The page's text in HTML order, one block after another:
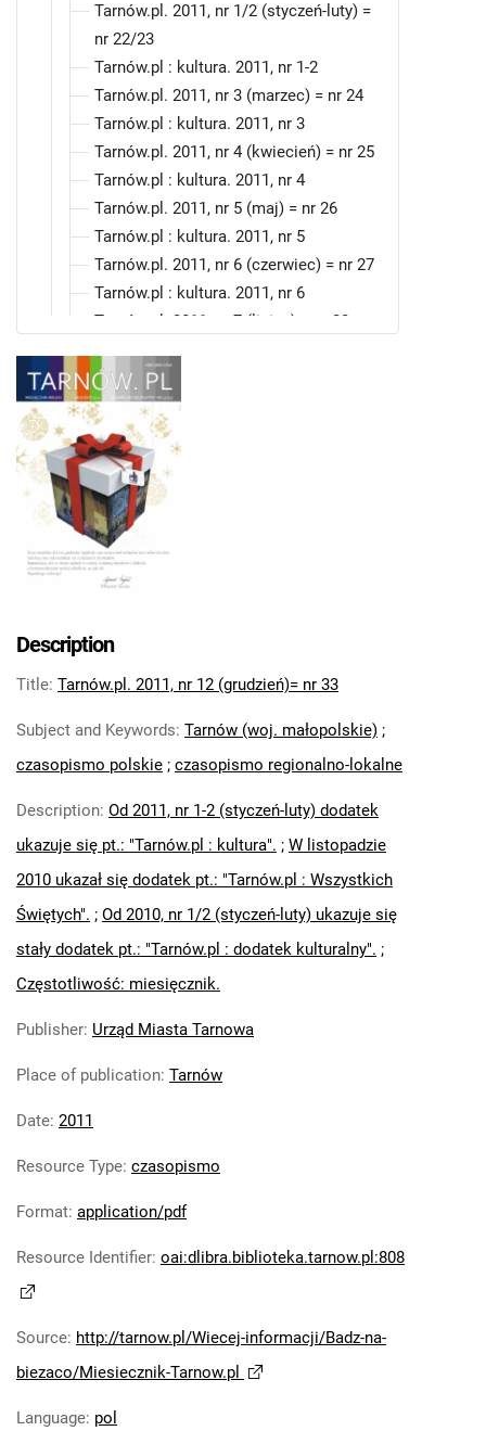
Tarnów.pl. 2011, nr 1/2 (styczeń-luty) =
nr 22/23
Tarnów.pl : kultura. 2011, nr 1-2
Tarnów.pl. 2011, nr 3 (marzec) = nr 24
Tarnów.pl : kultura. 2011, nr 3
Tarnów.pl. 2011, nr 4 (kwiecień) = nr 25
Tarnów.pl : kultura. 2011, nr 4
Tarnów.pl. 2011, nr 5 (maj) = nr 26
Tarnów.pl : kultura. 2011, nr 5
Tarnów.pl. 2011, nr 6 (czerwiec) = nr 27
Tarnów.pl : kultura. 2011, nr 6
Tarnów.pl. 2011, nr 7 (lipiec) = nr 28
Tarnów.pl. 2011, nr 8 (sierpień)= nr 29
Tarnów.pl : kultura. 2011, nr 8
Tarnów.pl. 2011, nr 9 (wrzesień) = nr 30
Tarnów.pl : kultura. 2011, nr 9
Tarnów.pl. 2011, nr 10 (październik) = nr
31
Tarnów.pl : kultura. 2011, nr 10
Tarnów.pl. 2011, nr 11 (listopad) = nr 32
Tarnów.pl : kultura. 2011, nr 12
Tarnów.pl. 2013
Tarnów.pl. 2014
Tarnów.pl. 2015
Tarnów.pl. 2017
Tarnów.pl. 2018
Tarnów.pl. 2019
Tarnów.pl. 2020
Tarnów.pl. 2022
Tarnów.pl. 2023
Description
Title: Tarnów.pl. 2011, nr 12 (grudzień)= nr 33
Subject and Keywords: Tarnów (woj. małopolskie) ;
czasopismo polskie ; czasopismo regionalno-lokalne
Description: Od 2011, nr 1-2 (styczeń-luty) dodatek
ukazuje się pt.: "Tarnów.pl : kultura". ; W listopadzie
2010 ukazał się dodatek pt.: "Tarnów.pl : Wszystkich
Świętych". ; Od 2010, nr 1/2 (styczeń-luty) ukazuje się
stały dodatek pt.: "Tarnów.pl : dodatek kulturalny". ;
Częstotliwość: miesięcznik.
Publisher: Urząd Miasta Tarnowa
Place of publication: Tarnów
Date: 2011
Resource Type: czasopismo
Format: application/pdf
Resource Identifier: oai:dlibra.biblioteka.tarnow.pl:808
Source: http://tarnow.pl/Wiecej-informacji/Badz-na-
biezaco/Miesiecznik-Tarnow.pl
Language: pol